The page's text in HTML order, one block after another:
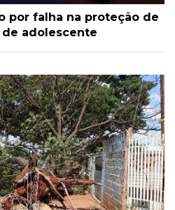
por falha na proteção de
adolescente